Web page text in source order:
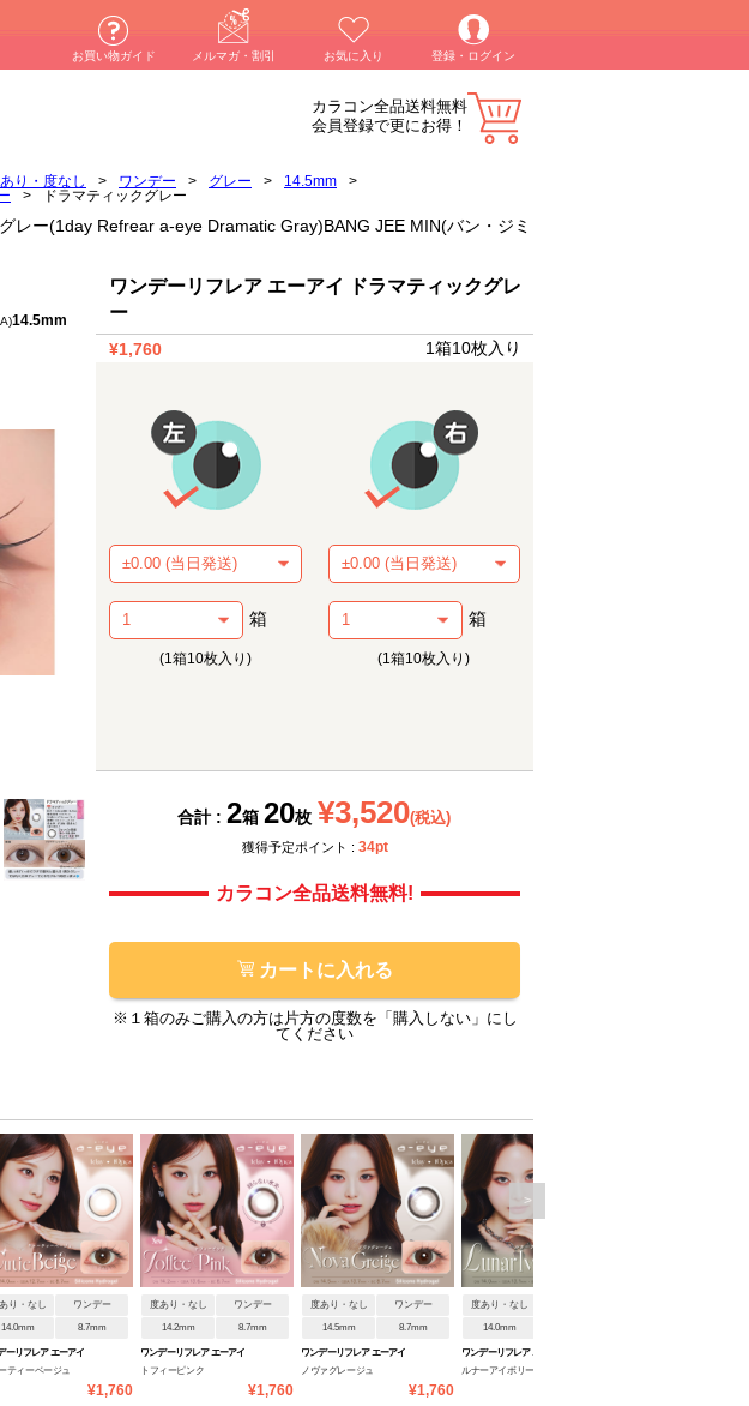
お買い物ガイド メルマガ・割引 お気に入り 登録・ログイン
カラコン全品送料無料
会員登録で更にお得！
り・度なし > ワンデー > グレー > 14.5mm
>
> ドラマティックグレー
レー(1day Refrear a-eye Dramatic Gray)BANG JEE MIN(バン・ジミ
14.5mm
ワンデーリフレア エーアイ ドラマティックグレ
ー
¥1,760 1箱10枚入り
箱
(1箱10枚入り)
箱
(1箱10枚入り)
合計 : 2箱 20枚 ¥3,520(税込)
獲得予定ポイント : 34pt
カラコン全品送料無料!
カートに入れる
※１箱のみご購入の方は片方の度数を「購入しない」にし
てください
り・なし ワンデー
14.0mm 8.7mm
ーリフレア エーアイ
ティーベージュ
¥1,760
度あり・なし ワンデー
14.2mm 8.7mm
ワンデーリフレア エーアイ
トフィーピンク
¥1,760
度あり・なし ワンデー
14.5mm 8.7mm
ワンデーリフレア エーアイ
ノヴァグレージュ
¥1,760
度あり・なし
14.0mm
ワンデーリフレア エーアイ
ルナーアイボリー
>